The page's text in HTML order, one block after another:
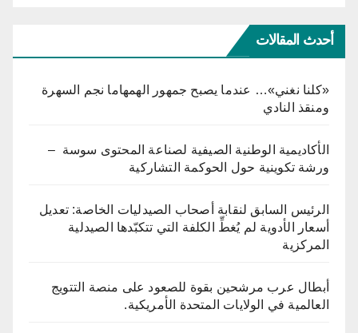
أحدث المقالات
«كلنا نغني»… عندما يصبح جمهور الهمهاما نجم السهرة
ومنقذ النادي
الأكاديمية الوطنية الصيفية لصناعة المحتوى سوسة –
ورشة تكوينية حول الحوكمة التشاركية
الرئيس السابق لنقابة أصحاب الصيدليات الخاصة: تعديل
أسعار الأدوية لم يُغطِّ الكلفة التي تتكبّدها الصيدلية
المركزية
أبطال عرب مرشحين بقوة للصعود على منصة التتويج
العالمية في الولايات المتحدة الأمريكية.